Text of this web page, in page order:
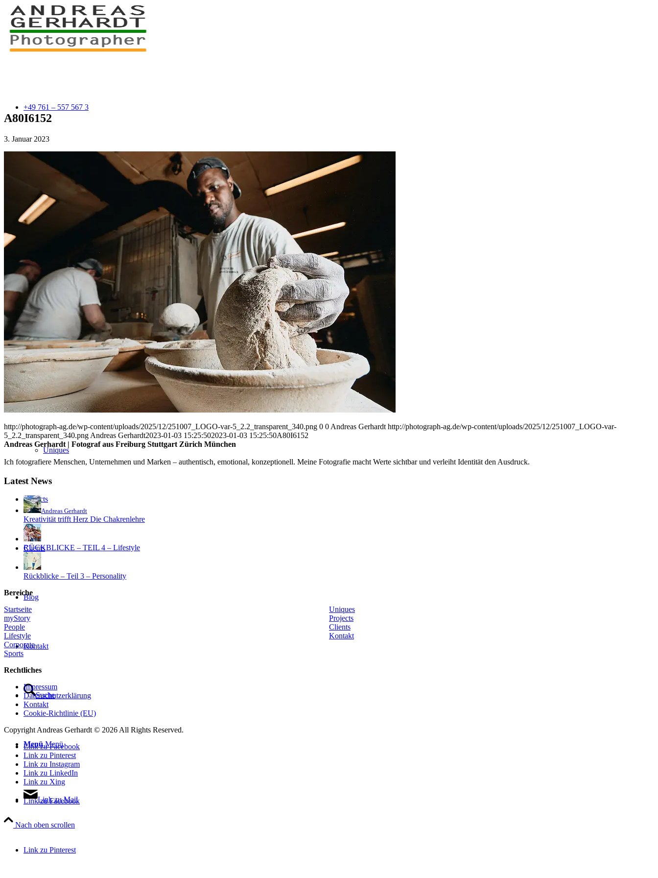
+49 761 – 557 567 3
myStory
Portfolio
Lifestyle
Corporate
Sports
Uniques
Projects
Clients
Blog
Kontakt
Suche
Menü Menü
Link zu Facebook
Link zu Pinterest
A80I6152
3. Januar 2023
http://photograph-ag.de/wp-content/uploads/2025/12/251007_LOGO-var-5_2.2_transparent_340.png 0 0 Andreas Gerhardt http://photograph-ag.de/wp-content/uploads/2025/12/251007_LOGO-var-
5_2.2_transparent_340.png Andreas Gerhardt2023-01-03 15:25:502023-01-03 15:25:50A80I6152
Andreas Gerhardt | Fotograf aus Freiburg Stuttgart Zürich München
Ich fotografiere Menschen, Unternehmen und Marken – authentisch, emotional, konzeptionell. Meine Fotografie macht Werte sichtbar und verleiht Identität den Ausdruck.
Latest News
Andreas Gerhardt
Kreativität trifft Herz Die Chakrenlehre
RÜCKBLICKE – TEIL 4 – Lifestyle
Rückblicke – Teil 3 – Personality
Bereiche
Startseite
myStory
People
Lifestyle
Corporate
Sports
Uniques
Projects
Clients
Kontakt
Rechtliches
Impressum
Datenschutzerklärung
Kontakt
Cookie-Richtlinie (EU)
Copyright Andreas Gerhardt © 2026 All Rights Reserved.
Link zu Facebook
Link zu Pinterest
Link zu Instagram
Link zu LinkedIn
Link zu Xing
Link zu Mail
Nach oben scrollen